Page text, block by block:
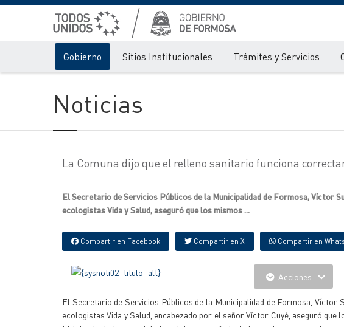
Gobierno Sitios Institucionales Trámites y Servicios
Noticias
La Comuna dijo que el relleno sanitario funciona
El Secretario de Servicios Públicos de la Municipalidad de Formosa, Víctor
ecologistas Vida y Salud, aseguró que los mismos ...
Compartir en Facebook Compartir en X Compartir en
Acciones
El Secretario de Servicios Públicos de la Municipalidad de Formosa,
ecologistas Vida y Salud, encabezado por el señor Víctor Cuyé, aseguró que